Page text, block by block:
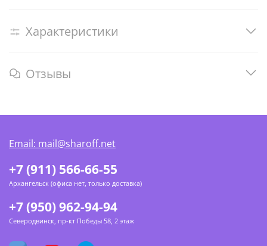
Характеристики
Отзывы
+7 (911) 566-66-55
Архангельск (офиса нет, только доставка)
+7 (950) 962-94-94
Северодвинск, пр-кт Победы 58, 2 этаж
Email: mail@sharoff.net